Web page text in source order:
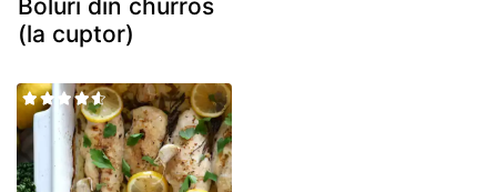
Boluri din churros
(la cuptor)